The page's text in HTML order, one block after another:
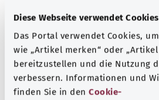
Diese Webseite verwendet Cookies
Das Portal verwendet Cookies,
wie „Artikel merken“ oder
bereitzustellen und die Nutzung
verbessern. Informationen und
finden Sie in den Cookie-